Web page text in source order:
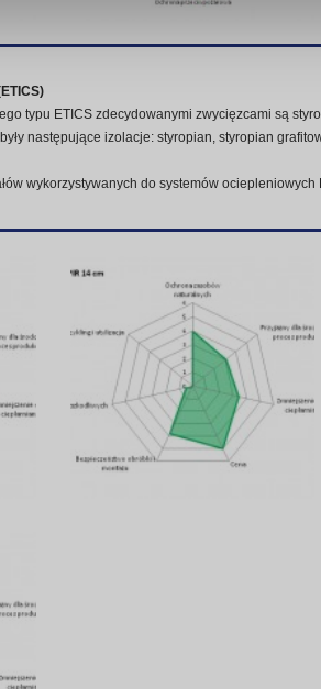
typu ETICS zdecydowanymi zwycięzcami są
następujące izolacje: styropian, styropian
wykorzystywanych do systemów ociepleniowych